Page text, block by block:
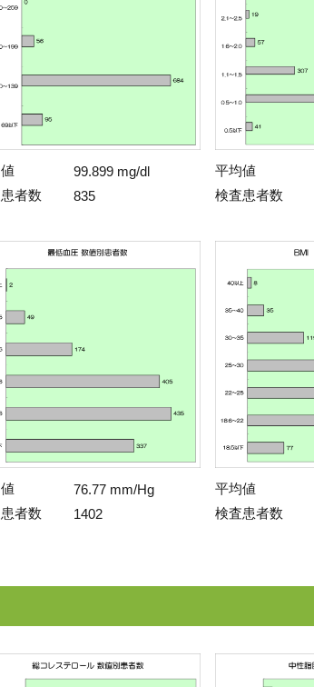
99.899 mg/dl
者数
835
平均値
検査患者数
76.77 mm/Hg
者数
1402
平均値
検査患者数